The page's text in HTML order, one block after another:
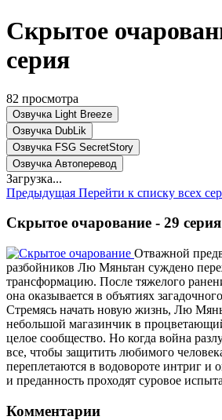
Скрытое
серия
82 просмотра
Озвучка Light Breeze
Озвучка DubLik
Озвучка FSG SecretStory
Озвучка Автоперевод
Загрузка...
Предыдущая Перейти к списку всех
Скрытое очарование - 29
Отважной
разбойников Лю Мяньтан суждено
трансформацию. После тяжелого
она оказывается в объятиях
Стремясь начать новую жизнь, Лю
небольшой магазинчик в
целое сообщество. Но когда война
все, чтобы защитить любимого
переплетаются в водовороте интриг и
и преданность проходят суровое
Комментарии